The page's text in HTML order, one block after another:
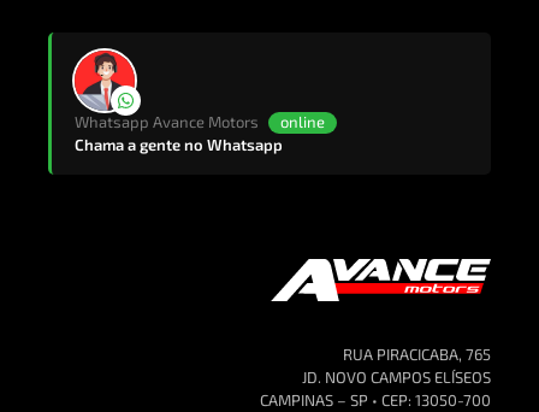
Whatsapp Avance Motors
online
Chama a gente no Whatsapp
RUA PIRACICABA, 765
JD. NOVO CAMPOS ELÍSEOS
CAMPINAS – SP • CEP: 13050-700